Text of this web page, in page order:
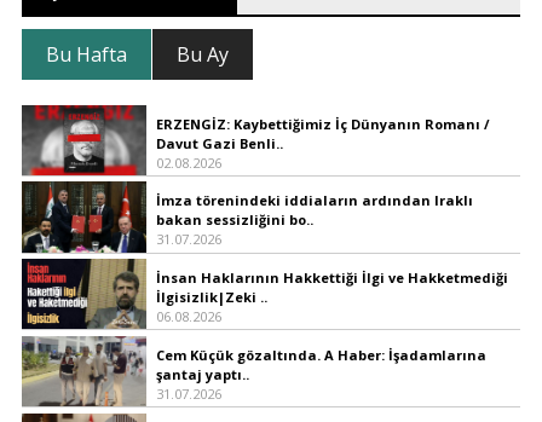
Bu Hafta Bu Ay
ERZENGİZ: Kaybettiğimiz İç Dünyanın Romanı /
Davut Gazi Benli..
02.08.2026
İmza törenindeki iddiaların ardından Iraklı
bakan sessizliğini bo..
31.07.2026
İnsan Haklarının Hakkettiği İlgi ve Hakketmediği
İlgisizlik|Zeki ..
06.08.2026
Cem Küçük gözaltında. A Haber: İşadamlarına
şantaj yaptı..
31.07.2026